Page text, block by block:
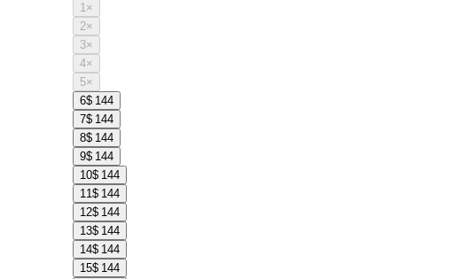
1×
2×
3×
4×
5×
6$ 144
7$ 144
8$ 144
9$ 144
10$ 144
11$ 144
12$ 144
13$ 144
14$ 144
15$ 144